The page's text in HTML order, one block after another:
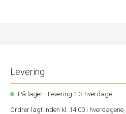
Levering
På lager - Levering 1-3 hverdage
Ordrer lagt inden kl. 14.00 i